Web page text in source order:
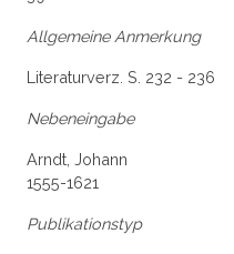
Allgemeine Anmerkung
Literaturverz. S. 232 - 236
Nebeneingabe
Arndt, Johann
1555-1621
Publikationstyp